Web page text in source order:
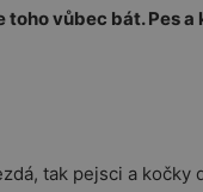
toho vůbec bát. Pes
tak pejsci a